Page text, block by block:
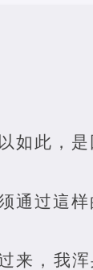
如此，
通过這
来，我